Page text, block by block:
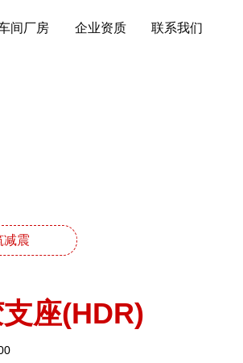
间厂房 企业资质 联系我们
减震
座(HDR)